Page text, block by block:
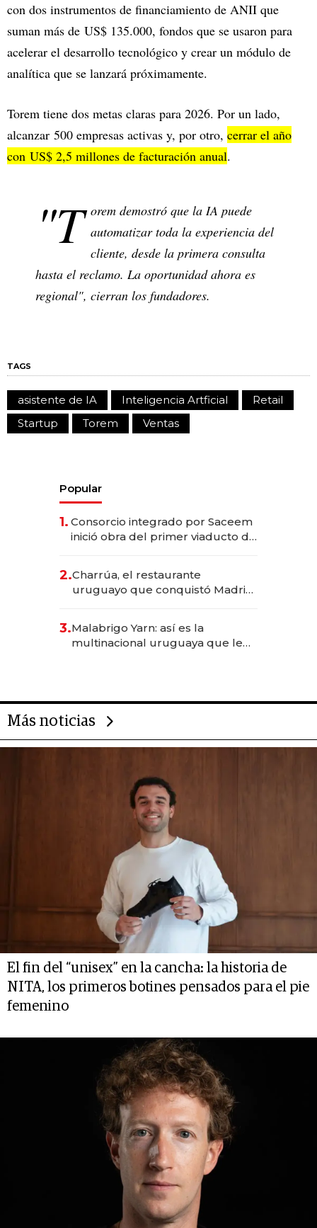
con dos instrumentos de financiamiento de ANII que
suman más de US$ 135.000, fondos que se usaron para
acelerar el desarrollo tecnológico y crear un módulo de
analítica que se lanzará próximamente.
Torem tiene dos metas claras para 2026. Por un lado,
alcanzar 500 empresas activas y, por otro, cerrar el año
con US$ 2,5 millones de facturación anual.
"T orem demostró que la IA puede
automatizar toda la experiencia del
cliente, desde la primera consulta
hasta el reclamo. La oportunidad ahora es
regional", cierran los fundadores.
TAGS
asistente de IA Inteligencia Artficial
Retail
Startup
Torem Ventas
Popular
1. Consorcio integrado por Saceem
inició obra del primer viaducto de
millones
2.Charrúa, el restaurante
uruguayo que conquistó Madrid:
anticipación y prepara apertura
3.Malabrigo Yarn: así es la
multinacional uruguaya que le
Más noticias
El fin del “unisex” en la cancha: la historia de
NITA, los primeros botines pensados para el pie
femenino